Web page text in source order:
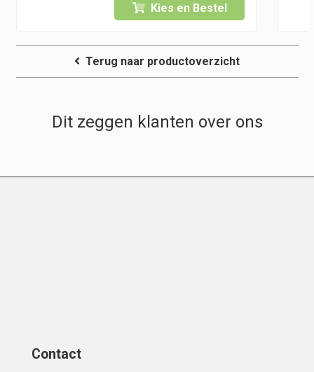
Kies en Bestel
Terug naar productoverzicht
Dit zeggen klanten over ons
Contact